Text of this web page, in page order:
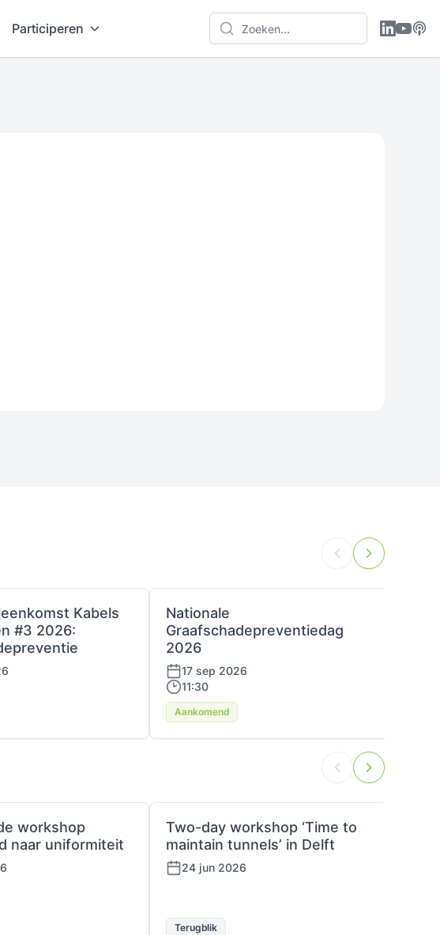
Participeren
Kabels
#3 2026:
Nationale
Graafschadepreventiedag
2026
17 sep 2026
11:30
Aankomend
workshop
naar uniformiteit
Two-day workshop ‘Time to
maintain tunnels’ in Delft
24 jun 2026
Terugblik